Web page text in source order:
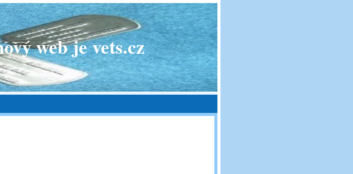
web je vets.cz